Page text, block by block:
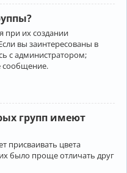
при их создании
вы заинтересованы в
с администратором;
сообщение.
групп имеют
присваивать цвета
было проще отличать друг